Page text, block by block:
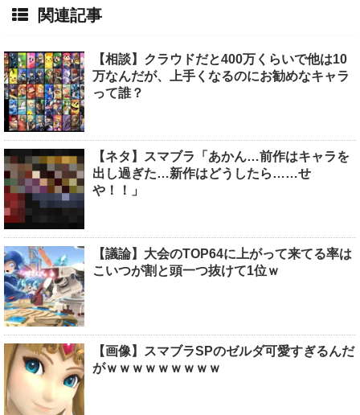
関連記事
【相談】クラウドだと400万くらいで他は10
万なんだが、上手くなるのにお勧めなキャラ
って誰？
【ネタ】スマブラ「あかん…前作はキャラを
出し過ぎた…新作はどうしたら……せ
や！！」
【議論】大会のTOP64に上がって来てる率は
こいつが割と頭一つ抜けて1位ｗ
【画像】スマブラSPのゼルダ可愛すぎるんだ
がｗｗｗｗｗｗｗｗｗ